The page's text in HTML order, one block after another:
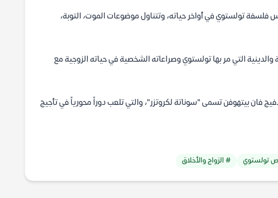
تولستوي في أواخر حياته، وتتناول موضوعات الموت، التوبة،
والدينية التي مر بها تولستوي وصراعاته الشخصية في حياته الزوجية مع
بيتهوفن تسمى "سوناتة لكروتزر"، والتي تلعب دوراً محورياً في تأجيج
تولستوي # الزواج والأخلاق